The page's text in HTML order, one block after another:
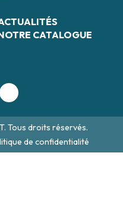
CATALOGUE
Tous droits réservés.
de confidentialité